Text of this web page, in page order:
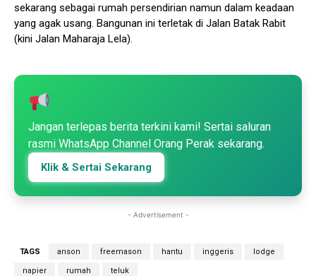
sekarang sebagai rumah persendirian namun dalam keadaan
yang agak usang. Bangunan ini terletak di Jalan Batak Rabit
(kini Jalan Maharaja Lela).
Jangan terlepas berita terkini kami! Sertai saluran
rasmi WhatsApp Channel Orang Perak sekarang.
Klik & Sertai Sekarang
- Advertisement -
TAGS anson freemason hantu inggeris lodge
napier rumah teluk